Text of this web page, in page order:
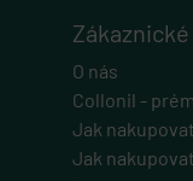
O nás
Collonil -
Jak
Jak nakupovat